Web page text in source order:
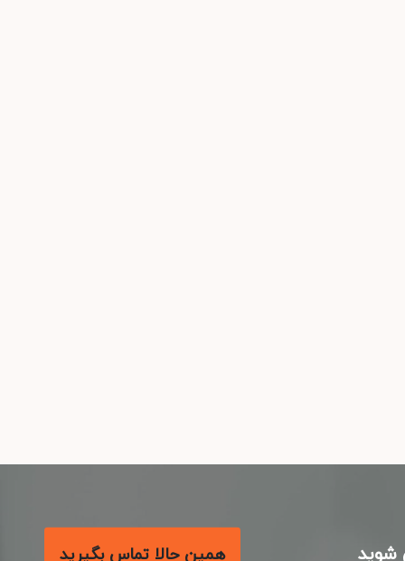
همین حالا تماس بگیرید